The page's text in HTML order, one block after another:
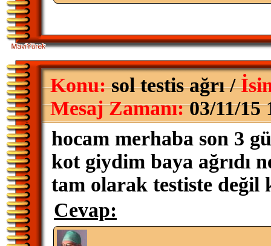
Konu:sol testis ağrı /
Mesaj Zamanı:03/11/15
hocam merhaba son 3
kot giydim baya ağrıdı
tam olarak testiste değil
Cevap: